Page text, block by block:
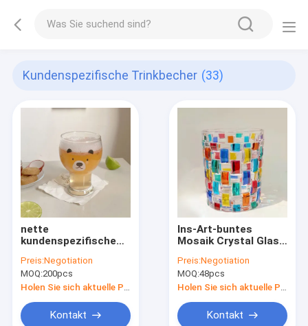
Kundenspezifische Trinkbecher (33)
nette
kundenspezifische
Klarglas-400ml-
600ml für Bier
Preis:Negotiation
MOQ:200pcs
Kontakt
Ins-Art-buntes
Mosaik Crystal Glass
Espresso-Whisky
270ml
Preis:Negotiation
MOQ:48pcs
Kontakt